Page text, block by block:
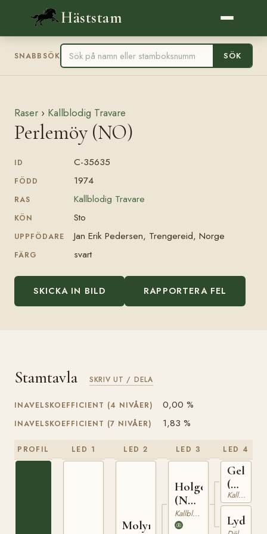
Häststam
SNABBSÖK SÖK
Raser › Kallblodig Travare
Perlemöy (NO)
ID C-35635
FÖDD 1974
RAS Kallblodig Travare
KÖN Sto
UPPFÖDARE Jan Erik Pedersen, Trengereid, Norge
FÄRG svart
SKICKA IN BILD RAPPORTERA FEL
Stamtavla SKRIV UT / DELA
INAVELSKOEFFICIENT (4 NIVÅER) 0,00 %
INAVELSKOEFFICIENT (7 NIVÅER) 1,83 %
PROFIL LED 1 LED 2
Molyn
LED 3
Holger
(NO)
T-140
Kallblodig Travare
LED 4
Gelmin
(NO)
T-Kallblodig Travare
Lydia